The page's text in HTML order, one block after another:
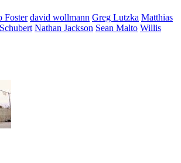
Foster david wollmann Greg Lutzka Matthias
Nathan Jackson Sean Malto Willis